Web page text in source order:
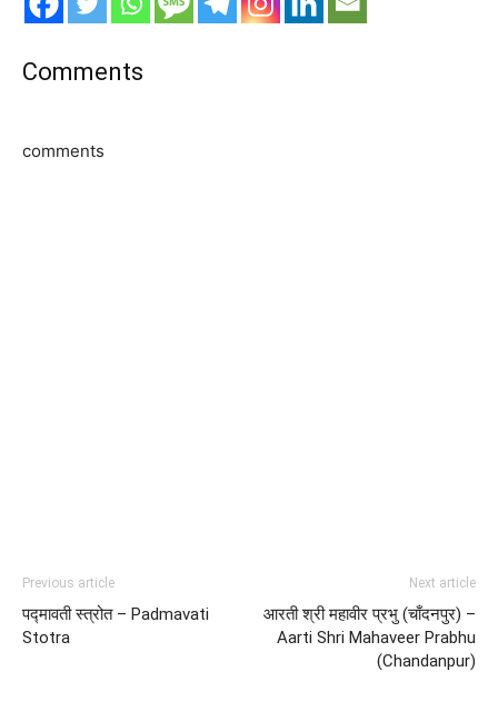
Comments
comments
Previous article
पद्मावती स्त्रोत – Padmavati
Stotra
Next article
आरती श्री महावीर प्रभु (चाँदनपुर) –
Aarti Shri Mahaveer Prabhu
(Chandanpur)